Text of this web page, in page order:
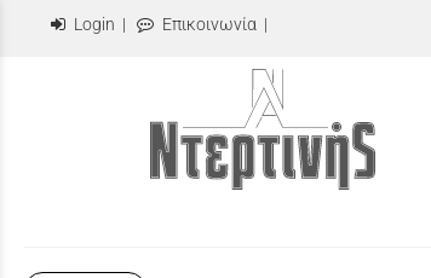
Login | Επικοινωνία |